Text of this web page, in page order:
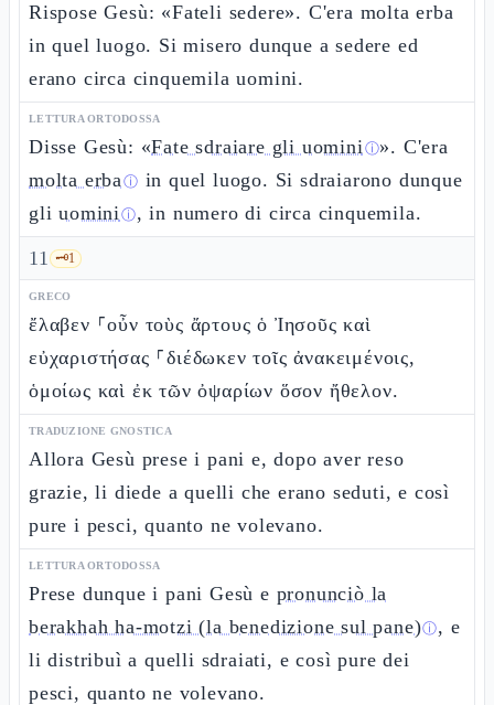
Rispose Gesù: «Fateli sedere». C'era molta erba
in quel luogo. Si misero dunque a sedere ed
erano circa cinquemila uomini.
LETTURA ORTODOSSA
Disse Gesù: «Fate sdraiare gli uominiⓘ». C'era
molta erbaⓘ in quel luogo. Si sdraiarono dunque
gliuominiⓘ, in numero di circa cinquemila.
11 🗝️1
GRECO
ἔλαβεν ⸀οὖν τοὺς ἄρτους ὁ Ἰησοῦς καὶ
εὐχαριστήσας ⸀διέδωκεν τοῖς ἀνακειμένοις,
ὁμοίως καὶ ἐκ τῶν ὀψαρίων ὅσον ἤθελον.
TRADUZIONE GNOSTICA
Allora Gesù prese i pani e, dopo aver reso
grazie, li diede a quelli che erano seduti, e così
pure i pesci, quanto ne volevano.
LETTURA ORTODOSSA
Prese dunque i pani Gesù e pronunciò la
berakhah ha-motzi (la benedizione sul pane)ⓘ, e
li distribuì a quelli sdraiati, e così pure dei
pesci, quanto ne volevano.